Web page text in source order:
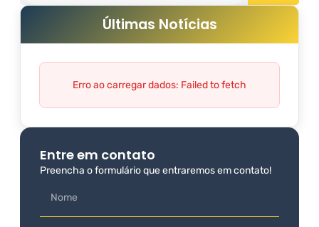
Últimas Notícias
Erro ao carregar dados: Failed to fetch
Entre em contato
Preencha o formulário que entraremos em contato!